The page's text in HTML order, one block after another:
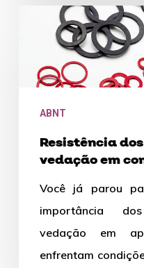
Resistência
condições
como
escolher
melhor
ABNT
Resistência
vedação em
melhor opção?
Você já parou
importância
vedação em
enfrentam